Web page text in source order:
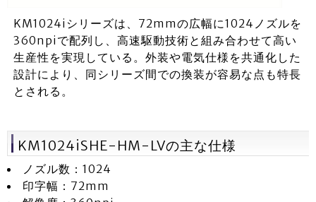
KM1024iシリーズは、72mmの広幅に1024ノズルを
360npiで配列し、高速駆動技術と組み合わせて高い
生産性を実現している。外装や電気仕様を共通化した
設計により、同シリーズ間での換装が容易な点も特長
とされる。
KM1024iSHE-HM-LVの主な仕様
ノズル数：1024
印字幅：72mm